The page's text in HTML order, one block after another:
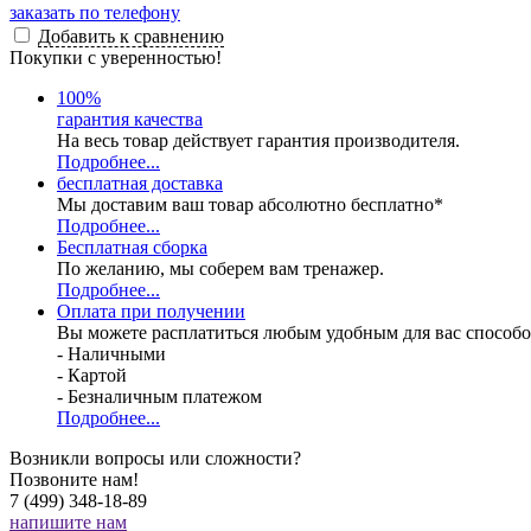
заказать по телефону
Добавить к сравнению
Покупки с уверенностью!
100%
гарантия качества
На весь товар действует гарантия производителя.
Подробнее...
бесплатная доставка
Мы доставим ваш товар абсолютно бесплатно*
Подробнее...
Бесплатная сборка
По желанию, мы соберем вам тренажер.
Подробнее...
Оплата при получении
Вы можете расплатиться любым удобным для вас
- Наличными
- Картой
- Безналичным платежом
Подробнее...
Возникли вопросы или сложности?
Позвоните нам!
7 (499) 348-18-89
напишите нам